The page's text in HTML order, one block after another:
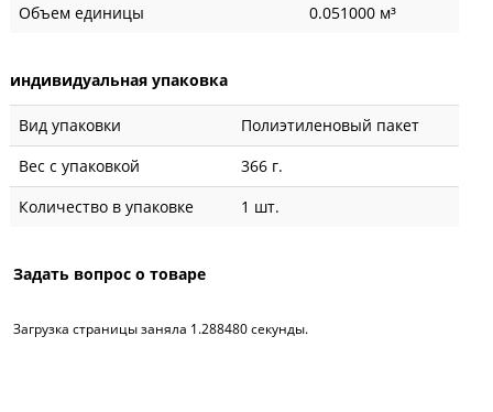
Объем единицы
0.051000 м³
индивидуальная упаковка
Вид упаковки
Полиэтиленовый пакет
Вес с упаковкой
366 г.
Количество в упаковке
1 шт.
Задать вопрос о товаре
Загрузка страницы заняла 1.288480 секунды.